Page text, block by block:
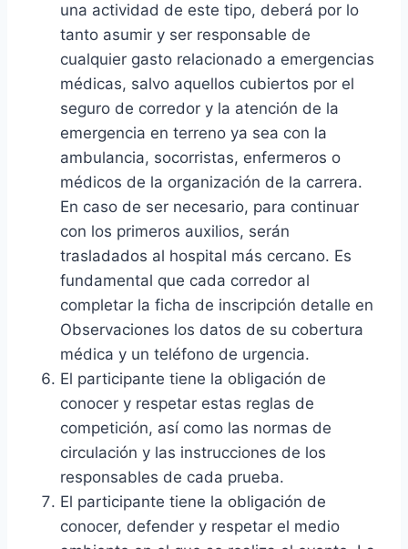
una actividad de este tipo, deberá por lo
tanto asumir y ser responsable de
cualquier gasto relacionado a emergencias
médicas, salvo aquellos cubiertos por el
seguro de corredor y la atención de la
emergencia en terreno ya sea con la
ambulancia, socorristas, enfermeros o
médicos de la organización de la carrera.
En caso de ser necesario, para continuar
con los primeros auxilios, serán
trasladados al hospital más cercano. Es
fundamental que cada corredor al
completar la ficha de inscripción detalle en
Observaciones los datos de su cobertura
médica y un teléfono de urgencia.
El participante tiene la obligación de
conocer y respetar estas reglas de
competición, así como las normas de
circulación y las instrucciones de los
responsables de cada prueba.
El participante tiene la obligación de
conocer, defender y respetar el medio